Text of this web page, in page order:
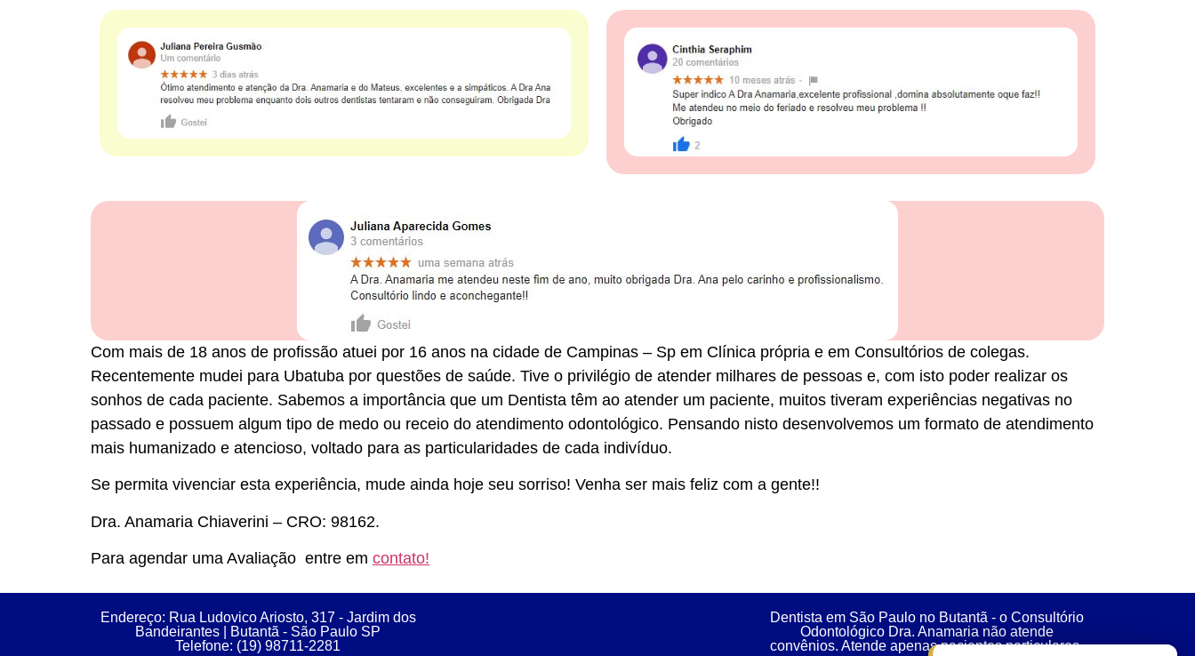
Com mais de 18 anos de profissão atuei por 16 anos na cidade de Campinas – Sp em Clínica própria e em Consultórios de colegas.
Recentemente mudei para Ubatuba por questões de saúde. Tive o privilégio de atender milhares de pessoas e, com isto poder realizar os
sonhos de cada paciente. Sabemos a importância que um Dentista têm ao atender um paciente, muitos tiveram experiências negativas no
passado e possuem algum tipo de medo ou receio do atendimento odontológico. Pensando nisto desenvolvemos um formato de atendimento
mais humanizado e atencioso, voltado para as particularidades de cada indivíduo.
Se permita vivenciar esta experiência, mude ainda hoje seu sorriso! Venha ser mais feliz com a gente!!
Dra. Anamaria Chiaverini – CRO: 98162.
Para agendar uma Avaliação entre em contato!
Endereço: Rua Ludovico Ariosto, 317 - Jardim dos
Bandeirantes | Butantã - São Paulo SP
Telefone: (19) 98711-2281
Dentista em São Paulo no Butantã - o Consultório
Odontológico Dra. Anamaria não atende
convênios. Atende apenas pacientes particulares.